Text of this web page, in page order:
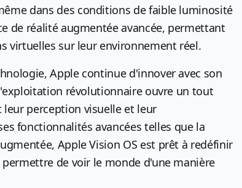
dans des conditions de faible luminosité
de réalité augmentée avancée, permettant
virtuelles sur leur environnement réel.
Apple continue d'innover avec son
révolutionnaire ouvre un tout
perception visuelle et leur
fonctionnalités avancées telles que la
Apple Vision OS est prêt à redéfinir
de voir le monde d'une manière